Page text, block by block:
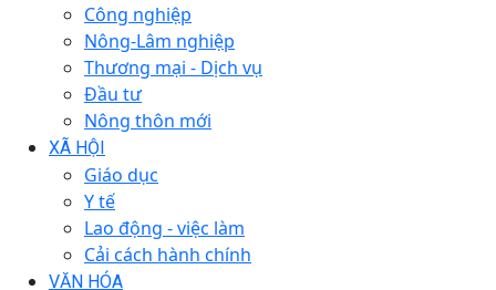
Công nghiệp
Nông-Lâm nghiệp
Thương mại - Dịch vụ
Đầu tư
Nông thôn mới
XÃ HỘI
Giáo dục
Y tế
Lao động - việc làm
Cải cách hành chính
VĂN HÓA